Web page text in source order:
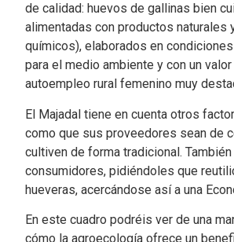
de calidad: huevos de gallinas bien
alimentadas con productos naturales
químicos), elaborados en
para el medio ambiente y con un
autoempleo rural femenino muy
El Majadal tiene en cuenta otros
como que sus proveedores sean de
cultiven de forma tradicional.
consumidores, pidiéndoles que
hueveras, acercándose así a una
En este cuadro podréis ver de una
cómo la agroecología ofrece un